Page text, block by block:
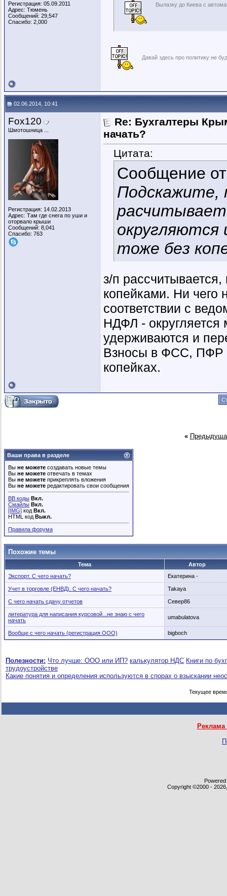
Регистрация: 05.09.2011
Адрес: Тюмень
Сообщений: 29,547
Спасибо: 2,000
Вылазку до Киева с
Давай здесь про политику не
02.06.2014, 10:41
Fox120
Шмотошница ...
Регистрация: 14.02.2013
Адрес: Там где снега по уши и
оторвало крыши
Сообщений: 8,041
Спасибо: 763
Re: Бухгалтеры
начать?
Цитата:
Сообщение
Подскажите,
округляются
тоже без
з/п
копейками. Ни чего
соответствии с
НДФЛ - округляется
удерживаются и
Взносы в ФСС, ПФР -
копейках.
«
Ваши права в разделе
Вы не можете создавать новые темы
Вы не можете отвечать в темах
Вы не можете прикреплять вложения
Вы не можете редактировать свои сообщения
BB коды Вкл.
Смайлы Вкл.
[IMG] код Вкл.
HTML код Выкл.
Правила форума
Похожие темы
Тема
Автор
Экспорт. С чего начать?
Екатерина -
Учет в торговле (ЕНВД). С чего начать? Takaya
С чего начать сдачу отчетов Север86
литература для написания курсовой...не знаю с чего
начать
umabulatova
Вообще с чего начать (регистрация ООО) bigboch
Полезности: Что лучше: ООО или ИП? калькулятор НДС Книги по
трудоустройстве
Какие понятия и определения используются в спорах о взыскании
Текущее
Copyright ©2000 -